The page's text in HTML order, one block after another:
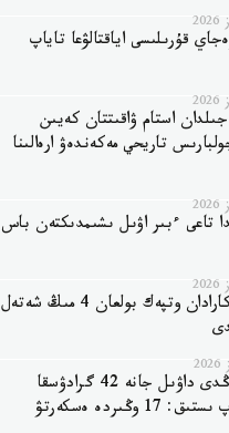
قۇرىلىسى اياقتالۋعا تاياپ
ەلىمىزدە 70 جىلدان استام ۋاقىتتان كەيىن
تاريحي مەكەندەۋ ارەالىنا
تاعى ءبىر اۋىل ىشىمدىكتەن باس
شىلدەدە شەكارادان وتپەك بولعان 4 مىڭ شەتەل
نايزاعاي، شاڭدى داۋىل جانە 42 گرادۋسقا
دەيىنگى اپتاپ ىستىق: 17 وڭىردە ەسكەرتۋ